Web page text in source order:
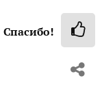
Спасибо!